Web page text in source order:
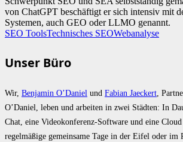
von ChatGPT beschäftigt er sich intensiv mit
Systemen, auch GEO oder LLMO genannt.
SEO ToolsTechnisches SEOWebanalyse
Unser Büro
Wir, Benjamin O’Daniel und Fabian Jaeckert,
O’Daniel, leben und arbeiten in zwei Städten: In
Chat, eine Videokonferenz-Software und eine
regelmäßige gemeinsame Tage in der Eifel oder im